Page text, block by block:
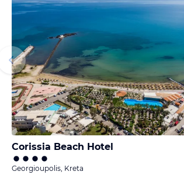
Corissia Beach Hotel
Georgioupolis, Kreta